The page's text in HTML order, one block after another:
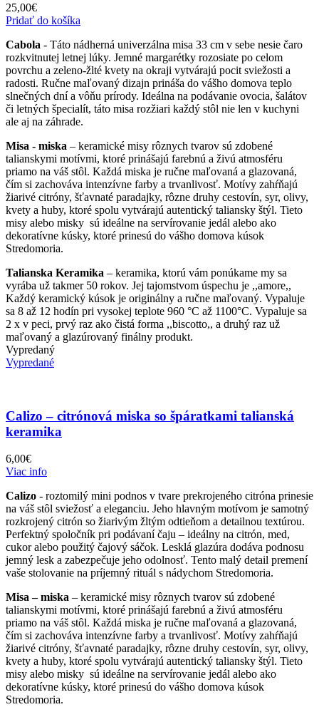
25,00€
Pridať do košíka
Cabola - Táto nádherná univerzálna misa 33 cm v sebe nesie čaro
rozkvitnutej letnej lúky. Jemné margarétky rozosiate po celom
povrchu a zeleno-žlté kvety na okraji vytvárajú pocit sviežosti a
radosti. Ručne maľovaný dizajn prináša do vášho domova teplo
slnečných dní a vôňu prírody. Ideálna na podávanie ovocia, šalátov
či letných špecialít, táto misa rozžiari každý stôl nie len v kuchyni
ale aj na záhrade.
Misa - miska – keramické misy rôznych tvarov sú zdobené
talianskymi motívmi, ktoré prinášajú farebnú a živú atmosféru
priamo na váš stôl. Každá miska je ručne maľovaná a glazovaná,
čím si zachováva intenzívne farby a trvanlivosť. Motívy zahŕňajú
žiarivé citróny, šťavnaté paradajky, rôzne druhy cestovín, syr, olivy,
kvety a huby, ktoré spolu vytvárajú autentický taliansky štýl. Tieto
misy alebo misky sú ideálne na servírovanie jedál alebo ako
dekoratívne kúsky, ktoré prinesú do vášho domova kúsok
Stredomoria.
Talianska Keramika – keramika, ktorú vám ponúkame my sa
vyrába už takmer 50 rokov. Jej tajomstvom úspechu je ,,amore,,
Každý keramický kúsok je originálny a ručne maľovaný. Vypaluje
sa 8 až 12 hodín pri vysokej teplote 960 °C až 1100°C. Vypaluje sa
2 x v peci, prvý raz ako čistá forma ,,biscotto,, a druhý raz už
maľovaný a glazúrovaný finálny produkt.
Vypredaný
Vypredané
Calizo – citrónová miska so špáratkami talianská
keramika
6,00€
Viac info
Calizo - roztomilý mini podnos v tvare prekrojeného citróna prinesie
na váš stôl sviežosť a eleganciu. Jeho hlavným motívom je samotný
rozkrojený citrón so žiarivým žltým odtieňom a detailnou textúrou.
Perfektný spoločník pri podávaní čaju – ideálny na citrón, med,
cukor alebo použitý čajový sáčok. Lesklá glazúra dodáva podnosu
jemný lesk a zabezpečuje jeho odolnosť. Tento malý detail premení
vaše stolovanie na príjemný rituál s nádychom Stredomoria.
Misa – miska – keramické misy rôznych tvarov sú zdobené
talianskymi motívmi, ktoré prinášajú farebnú a živú atmosféru
priamo na váš stôl. Každá miska je ručne maľovaná a glazovaná,
čím si zachováva intenzívne farby a trvanlivosť. Motívy zahŕňajú
žiarivé citróny, šťavnaté paradajky, rôzne druhy cestovín, syr, olivy,
kvety a huby, ktoré spolu vytvárajú autentický taliansky štýl. Tieto
misy alebo misky sú ideálne na servírovanie jedál alebo ako
dekoratívne kúsky, ktoré prinesú do vášho domova kúsok
Stredomoria.